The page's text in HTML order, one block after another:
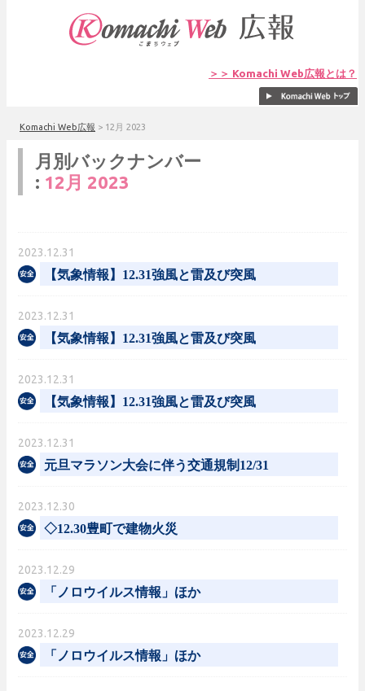
＞＞ Komachi Web広報とは？
Komachi Web広報 > 12月 2023
月別バックナンバー
: 12月 2023
2023.12.31
【気象情報】12.31強風と雷及び突風
2023.12.31
【気象情報】12.31強風と雷及び突風
2023.12.31
【気象情報】12.31強風と雷及び突風
2023.12.31
元旦マラソン大会に伴う交通規制12/31
2023.12.30
◇12.30豊町で建物火災
2023.12.29
「ノロウイルス情報」ほか
2023.12.29
「ノロウイルス情報」ほか